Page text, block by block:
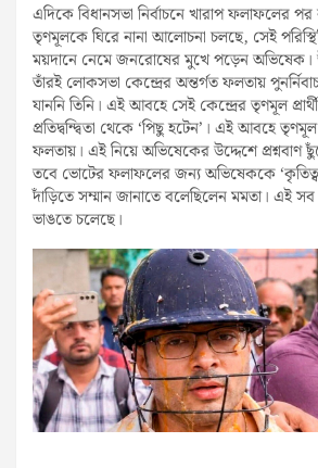
এদিকে বিধানসভা নির্বাচনে খারাপ ফলাফলের
তৃণমূলকে ঘিরে নানা আলোচনা চলছে, সেই
ময়দানে নেমে জনরোষের মুখে পড়েন
তাঁরই লোকসভা কেন্দ্রের অন্তর্গত ফলতায়
যাননি তিনি। এই আবহে সেই কেন্দ্রের তৃণমূল
প্রতিদ্বন্দ্বিতা থেকে ‘পিছু হটেন’। এই আবহে
ফলতায়। এই নিয়ে অভিষেকের উদ্দেশে প্রশ্নবাণ
তবে ভোটের ফলাফলের জন্য অভিষেককে
দাঁড়িতে সম্মান জানাতে বলেছিলেন মমতা। এই
ভাঙতে চলেছে।